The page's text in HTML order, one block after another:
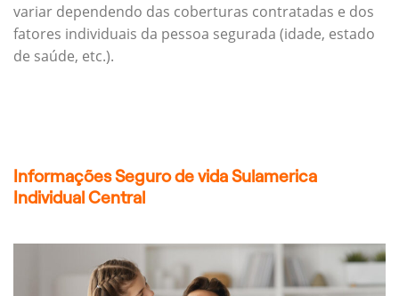
variar dependendo das coberturas contratadas e dos
fatores individuais da pessoa segurada (idade, estado
de saúde, etc.).
Informações Seguro de vida Sulamerica
Individual Central